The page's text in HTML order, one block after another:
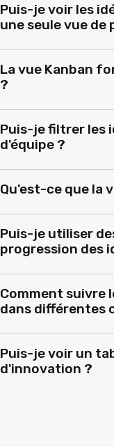
Puis-je voir les
une seule vue de
La vue Kanban
?
Puis-je filtrer les
d'équipe ?
Qu'est-ce que la
Puis-je utiliser
progression des
Comment suivre
dans différentes
Puis-je voir un
d'innovation ?